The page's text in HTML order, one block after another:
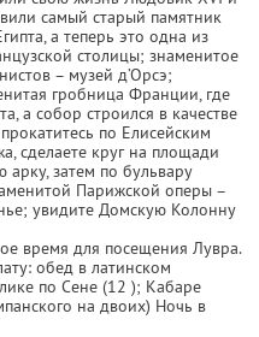
самый старый памятник
а теперь это одна из
столицы; знаменитое
– музей д’Орсэ;
гробница Франции, где
а собор строился в качестве
по Елисейским
сделаете круг на площади
затем по бульвару
Парижской оперы –
увидите Домскую Колонну
время для посещения Лувра.
обед в латинском
по Сене (12 ); Кабаре
на двоих) Ночь в